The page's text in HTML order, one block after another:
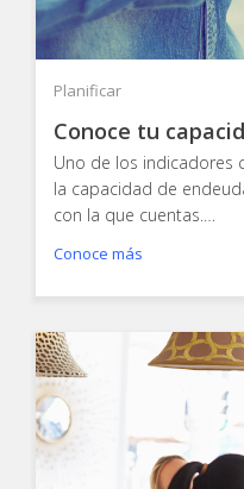
Planificar
Conoce tu
Uno de los indicadores
la capacidad de
con la que cuentas.…
Conoce más